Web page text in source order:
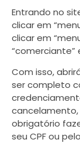
Entrando no
clicar em
clicar em
“comerciante”
Com isso,
ser completo
cancelamento,
obrigatório
seu CPF ou